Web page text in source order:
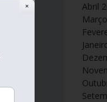
Abril
✕